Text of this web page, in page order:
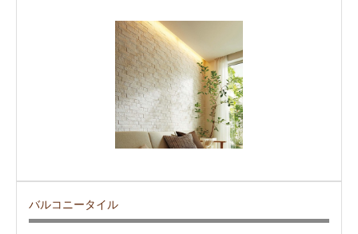
バルコニータイル